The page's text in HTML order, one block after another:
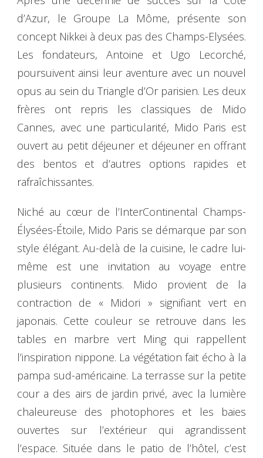
d’Azur, le Groupe La Môme, présente son
concept Nikkei à deux pas des Champs-Elysées.
Les fondateurs, Antoine et Ugo Lecorché,
poursuivent ainsi leur aventure avec un nouvel
opus au sein du Triangle d’Or parisien. Les deux
frères ont repris les classiques de Mido
Cannes, avec une particularité, Mido Paris est
ouvert au petit déjeuner et déjeuner en offrant
des bentos et d’autres options rapides et
rafraîchissantes.
Niché au cœur de l’InterContinental Champs-
Élysées-Étoile, Mido Paris se démarque par son
style élégant. Au-delà de la cuisine, le cadre lui-
même est une invitation au voyage entre
plusieurs continents. Mido provient de la
contraction de « Midori » signifiant vert en
japonais. Cette couleur se retrouve dans les
tables en marbre vert Ming qui rappellent
l’inspiration nippone. La végétation fait écho à la
pampa sud-américaine. La terrasse sur la petite
cour a des airs de jardin privé, avec la lumière
chaleureuse des photophores et les baies
ouvertes sur l’extérieur qui agrandissent
l’espace. Située dans le patio de l’hôtel, c’est